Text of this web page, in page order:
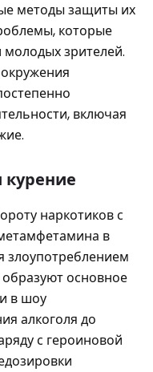
методы защиты их
которые
молодых зрителей.
включая
курение
наркотиков с
в
основное
в шоу
алкоголя до
с героиновой